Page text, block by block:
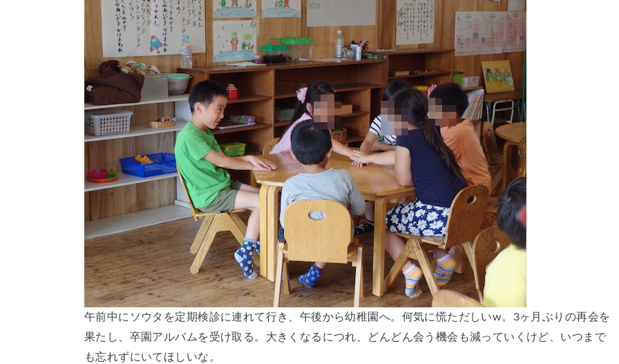
午前中にソウタを定期検診に連れて行き、午後から幼稚園へ。何気に慌ただしいw。3ヶ月ぶりの再会を
果たし、卒園アルバムを受け取る。大きくなるにつれ、どんどん会う機会も減っていくけど、いつまで
も忘れずにいてほしいな。